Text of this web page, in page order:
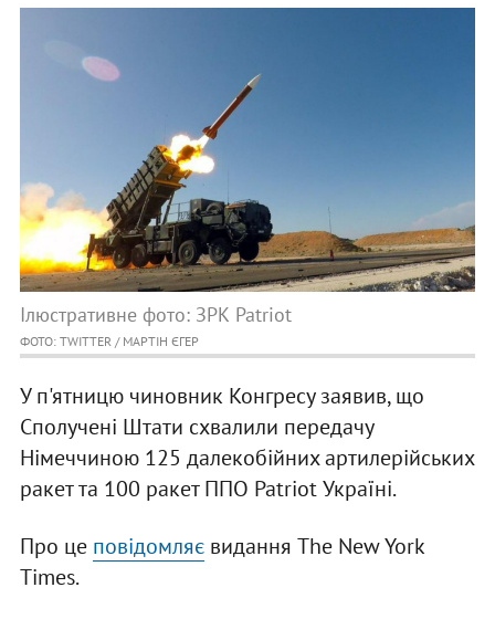
Ілюстративне фото: ЗРК Patriot
ФОТО: TWITTER / МАРТІН ЄГЕР
У п'ятницю чиновник Конгресу заявив, що
Сполучені Штати схвалили передачу
Німеччиною 125 далекобійних артилерійських
ракет та 100 ракет ППО Patriot Україні.
Про це повідомляєвидання The New York
Times.